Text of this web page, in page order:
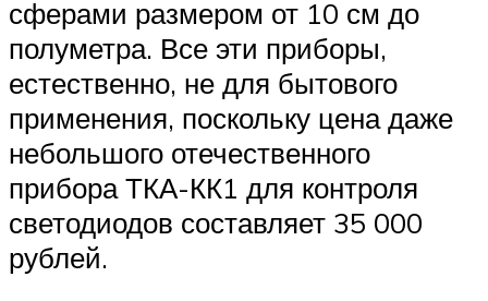
сферами размером от 10 см до
полуметра. Все эти приборы,
естественно, не для бытового
применения, поскольку цена даже
небольшого отечественного
прибора ТКА-КК1 для контроля
светодиодов составляет 35 000
рублей.